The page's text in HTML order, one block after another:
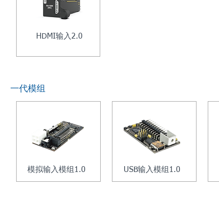
HDMI输入2.0
一代模组
模拟输入模组1.0 USB输入模组1.0